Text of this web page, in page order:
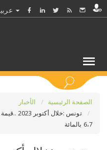
الصفحة الرئيسية
الأخبار
تونس
6،7 بالمائة